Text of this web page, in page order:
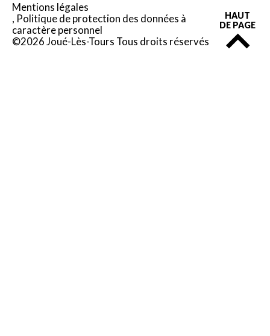
Mentions légales
Politique de protection des données à
caractère personnel
©2026 Joué-Lès-Tours Tous droits réservés
HAUT
DE PAGE